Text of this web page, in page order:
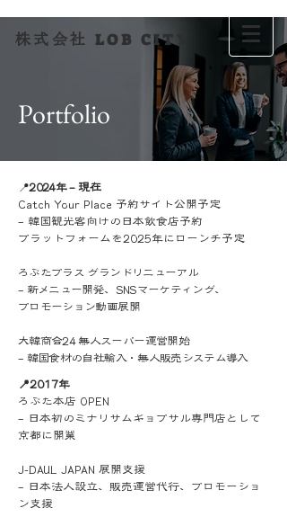
株式会社 LOB CITY
Portfolio
📍2024年 – 現在
Catch Your Place 予約サイト公開予定
– 韓国観光客向けの日本飲食店予約
プラットフォームを2025年にローンチ予定
ろぶたプラス グランドリニューアル
– 新メニュー開発、SNSマーケティング、
プロモーション動画展開
大韓商会24 無人スーパー運営開始
– 韓国食材の自社輸入・無人販売システム導入
📍2017年
ろぶた本店 OPEN
– 日本初のミナリサムギョプサル専門店として
京都に開業
J-DAUL JAPAN 展開支援
– 日本法人設立、販売運営代行、プロモーショ
ン支援